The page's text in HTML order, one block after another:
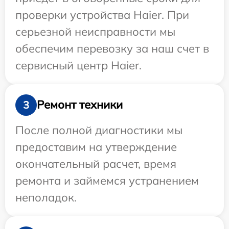
проверки устройства Haier. При
серьезной неисправности мы
обеспечим перевозку за наш счет в
сервисный центр Haier.
3
Ремонт техники
После полной диагностики мы
предоставим на утверждение
окончательный расчет, время
ремонта и займемся устранением
неполадок.